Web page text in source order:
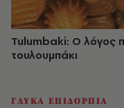
Tulumbaki: Ο λόγος
τουλουμπάκι
ΓΛΥΚΑ ΕΠΙΔΟΡΠΙΑ